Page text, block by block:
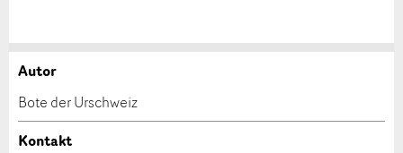
Anzeige beanstanden
Ihr Feedback wird sehr geschätzt!
Anzeige weiterempfehlen
Empfehlen Sie diese Anzeige an Freunde weiter.
Autor
Bote der Urschweiz
Kontakt